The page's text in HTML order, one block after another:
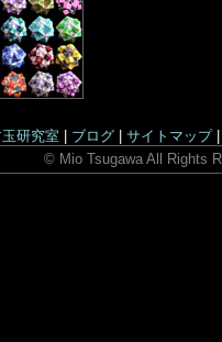
サイトマップ
ブログ
玉研究室
© Mio Tsugawa All Rights